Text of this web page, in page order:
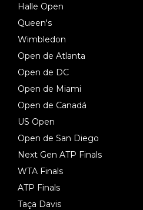
Halle Open
Queen's
Wimbledon
Open de Atlanta
Open de DC
Open de Miami
Open de Canadá
US Open
Open de San Diego
Next Gen ATP Finals
WTA Finals
ATP Finals
Taça Davis